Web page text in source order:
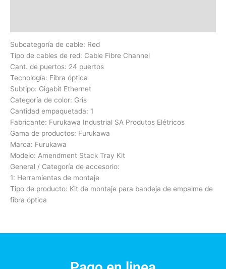
Subcategoría de cable: Red
Tipo de cables de red: Cable Fibre Channel
Cant. de puertos: 24 puertos
Tecnología: Fibra óptica
Subtipo: Gigabit Ethernet
Categoría de color: Gris
Cantidad empaquetada: 1
Fabricante: Furukawa Industrial SA Produtos Elétricos
Gama de productos: Furukawa
Marca: Furukawa
Modelo: Amendment Stack Tray Kit
General / Categoría de accesorio:
1: Herramientas de montaje
Tipo de producto: Kit de montaje para bandeja de empalme de
fibra óptica